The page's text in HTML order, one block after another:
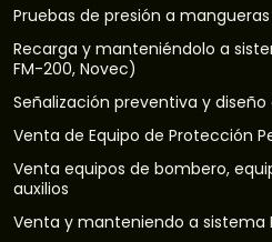
Pruebas de presión a
Recarga y manteniéndolo a
FM-200, Novec)
Señalización preventiva y
Venta de Equipo de Protección
Venta equipos de bombero,
auxilios
Venta y manteniendo a sistema